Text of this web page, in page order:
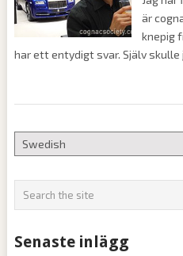
är
knepig
har ett entydigt svar. Själv skulle
Senaste inlägg